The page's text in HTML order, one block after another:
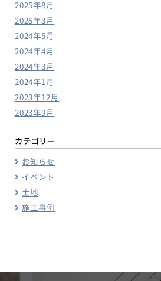
2025年8月
2025年3月
2024年5月
2024年4月
2024年3月
2024年1月
2023年12月
2023年9月
カテゴリー
お知らせ
イベント
土地
施工事例